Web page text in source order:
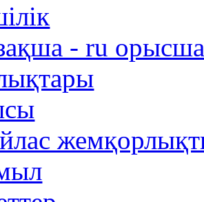
- ru